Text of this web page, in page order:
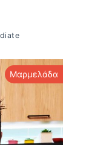
Μαρμελάδα